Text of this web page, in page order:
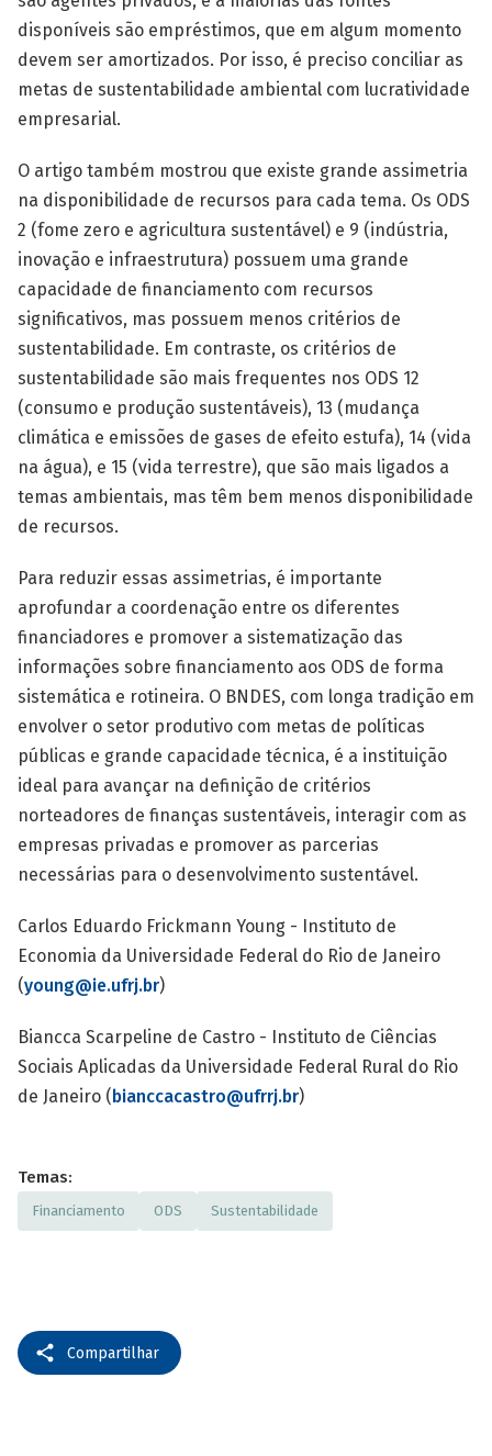
disponíveis são empréstimos, que em algum momento
devem ser amortizados. Por isso, é preciso conciliar as
metas de sustentabilidade ambiental com lucratividade
empresarial.
O artigo também mostrou que existe grande assimetria
na disponibilidade de recursos para cada tema. Os ODS
2 (fome zero e agricultura sustentável) e 9 (indústria,
inovação e infraestrutura) possuem uma grande
capacidade de financiamento com recursos
significativos, mas possuem menos critérios de
sustentabilidade. Em contraste, os critérios de
sustentabilidade são mais frequentes nos ODS 12
(consumo e produção sustentáveis), 13 (mudança
climática e emissões de gases de efeito estufa), 14 (vida
na água), e 15 (vida terrestre), que são mais ligados a
temas ambientais, mas têm bem menos disponibilidade
de recursos.
Para reduzir essas assimetrias, é importante
aprofundar a coordenação entre os diferentes
financiadores e promover a sistematização das
informações sobre financiamento aos ODS de forma
sistemática e rotineira. O BNDES, com longa tradição em
envolver o setor produtivo com metas de políticas
públicas e grande capacidade técnica, é a instituição
ideal para avançar na definição de critérios
norteadores de finanças sustentáveis, interagir com as
empresas privadas e promover as parcerias
necessárias para o desenvolvimento sustentável.
Carlos Eduardo Frickmann Young - Instituto de
Economia da Universidade Federal do Rio de Janeiro
(young@ie.ufrj.br)
Biancca Scarpeline de Castro - Instituto de Ciências
Sociais Aplicadas da Universidade Federal Rural do Rio
de Janeiro (bianccacastro@ufrrj.br)
Temas:
Financiamento ODS Sustentabilidade
Compartilhar